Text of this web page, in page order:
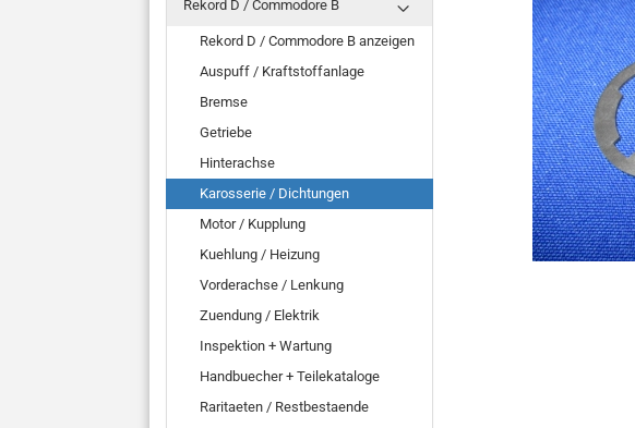
Rekord D / Commodore B
Rekord D / Commodore B anzeigen
Auspuff / Kraftstoffanlage
Bremse
Getriebe
Hinterachse
Karosserie / Dichtungen
Motor / Kupplung
Kuehlung / Heizung
Vorderachse / Lenkung
Zuendung / Elektrik
Inspektion + Wartung
Handbuecher + Teilekataloge
Raritaeten / Restbestaende